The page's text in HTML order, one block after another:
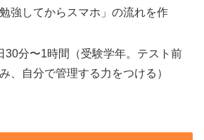
強してからスマホ」の流れを作
30分〜1時間（受験学年。テスト前
、自分で管理する力をつける）